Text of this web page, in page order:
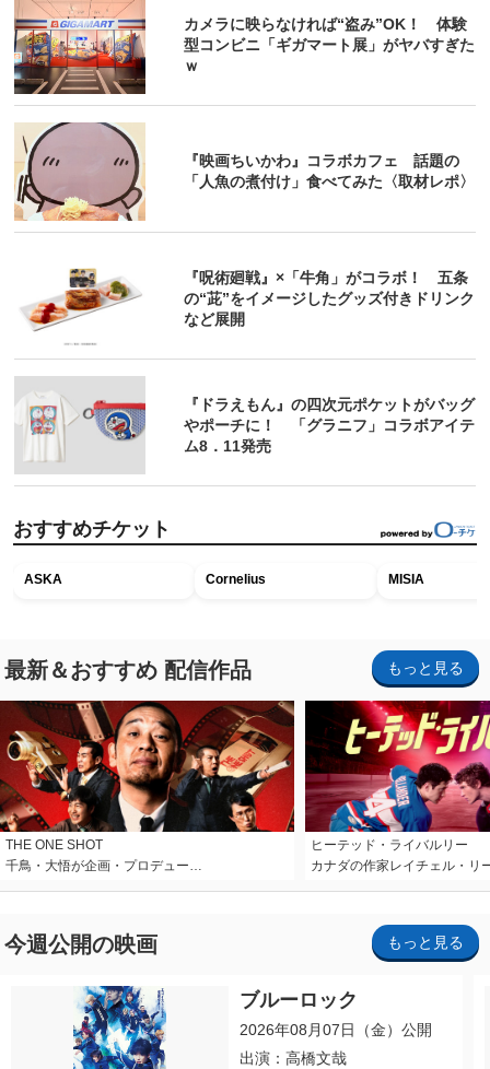
カメラに映らなければ“盗み”OK！ 体験
型コンビニ「ギガマート展」がヤバすぎた
ｗ
『映画ちいかわ』コラボカフェ 話題の
「人魚の煮付け」食べてみた〈取材レポ〉
『呪術廻戦』×「牛角」がコラボ！ 五条
の“茈”をイメージしたグッズ付きドリンク
など展開
『ドラえもん』の四次元ポケットがバッグ
やポーチに！ 「グラニフ」コラボアイテ
ム8．11発売
おすすめチケット
ASKA Cornelius MISIA
最新＆おすすめ 配信作品 もっと見る
THE ONE SHOT
千鳥・大悟が企画・プロデュー…
ヒーテッド・ライバルリー
カナダの作家レイチェル・リ
今週公開の映画 もっと見る
ブルーロック
2026年08月07日（金）公開
出演：高橋文哉